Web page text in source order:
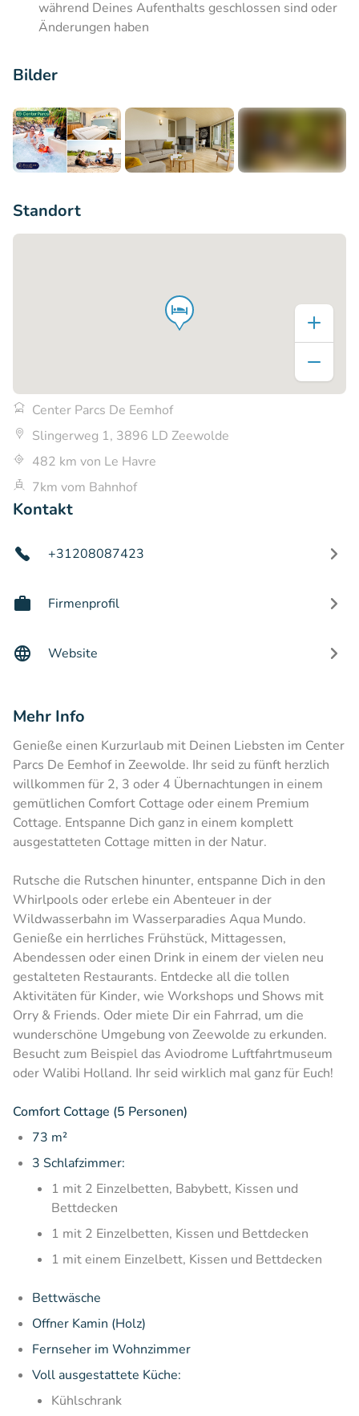
während Deines Aufenthalts geschlossen sind oder
Änderungen haben
Bilder
Standort
Center Parcs De Eemhof
Slingerweg 1, 3896 LD Zeewolde
482 km von Le Havre
7km vom Bahnhof
Kontakt
+31208087423
Firmenprofil
Website
Mehr Info
Genieße einen Kurzurlaub mit Deinen Liebsten im Center
Parcs De Eemhof in Zeewolde. Ihr seid zu fünft herzlich
willkommen für 2, 3 oder 4 Übernachtungen in einem
gemütlichen Comfort Cottage oder einem Premium
Cottage. Entspanne Dich ganz in einem komplett
ausgestatteten Cottage mitten in der Natur.
Rutsche die Rutschen hinunter, entspanne Dich in den
Whirlpools oder erlebe ein Abenteuer in der
Wildwasserbahn im Wasserparadies Aqua Mundo.
Genieße ein herrliches Frühstück, Mittagessen,
Abendessen oder einen Drink in einem der vielen neu
gestalteten Restaurants. Entdecke all die tollen
Aktivitäten für Kinder, wie Workshops und Shows mit
Orry & Friends. Oder miete Dir ein Fahrrad, um die
wunderschöne Umgebung von Zeewolde zu erkunden.
Besucht zum Beispiel das Aviodrome Luftfahrtmuseum
oder Walibi Holland. Ihr seid wirklich mal ganz für Euch!
Comfort Cottage (5 Personen)
73 m²
3 Schlafzimmer:
1 mit 2 Einzelbetten, Babybett, Kissen und
Bettdecken
1 mit 2 Einzelbetten, Kissen und Bettdecken
1 mit einem Einzelbett, Kissen und Bettdecken
Bettwäsche
Offner Kamin (Holz)
Fernseher im Wohnzimmer
Voll ausgestattete Küche:
Kühlschrank